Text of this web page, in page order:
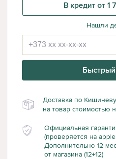
В кредит от 1
Нашли
Быстрый
Доставка по
на товар стоимостью
Официальная
(проверяется на
Дополнительно 12
от магазина (12+12)